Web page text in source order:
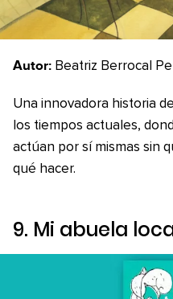
Autor: Beatriz Berrocal
Una innovadora historia
los tiempos actuales,
actúan por sí mismas sin
qué hacer.
9. Mi abuela